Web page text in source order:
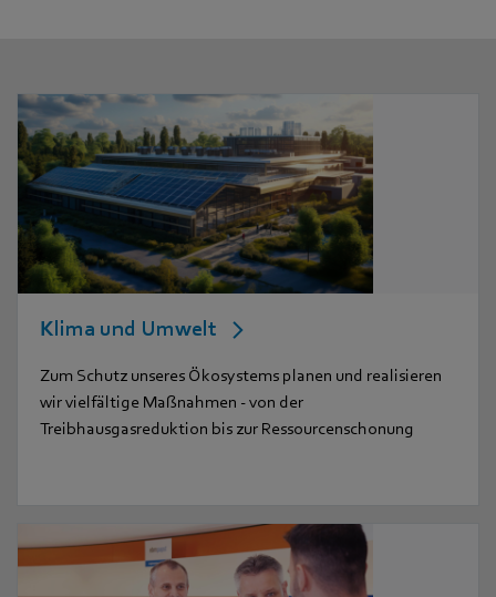
Klima und Umwelt
Zum Schutz unseres Ökosystems planen und realisieren
wir vielfältige Maßnahmen - von der
Treibhausgasreduktion bis zur Ressourcenschonung